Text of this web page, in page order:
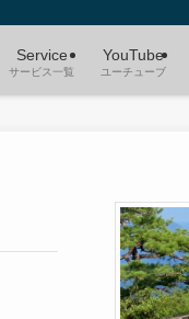
Service
サービス一覧
YouTube
ユーチューブ